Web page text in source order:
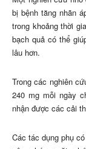
bị bệnh tăng nhãn
trong khoảng thời
bạch quả có thể
lâu hơn.
Trong các nghiên
240 mg mỗi ngày
nhận được các cải
Các tác dụng phụ